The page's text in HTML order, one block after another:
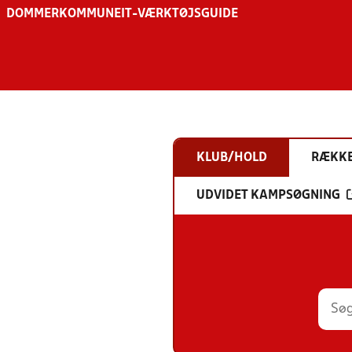
DOMMER KOMMUNE IT-VÆRKTØJSGUIDE
KLUB/HOLD
UDVIDET KAMPSØGNING